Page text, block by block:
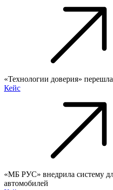
«Технологии доверия»
Кейс
«МБ РУС» внедрила систему
автомобилей